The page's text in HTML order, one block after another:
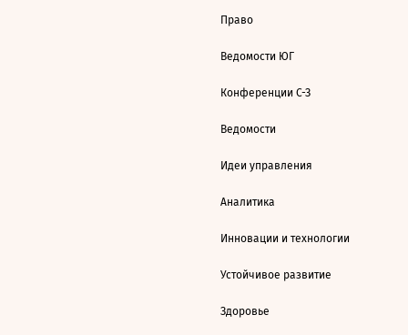
Право
Ведомости ЮГ
Конференции С-З
Ведомости
Идеи управления
Аналитика
Инновации и технологии
Устойчивое развитие
Здоровье